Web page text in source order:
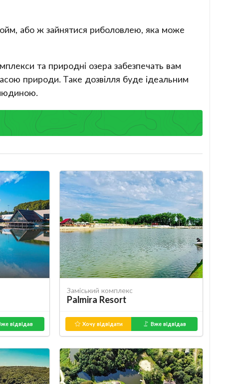
або ж зайнятися риболовлею, яка може
та природні озера забезпечать вам
природи. Таке дозвілля буде ідеальним
людиною.
відвідав
Заміський комплекс
Palmira Resort
Хочу відвідати Вже відвідав